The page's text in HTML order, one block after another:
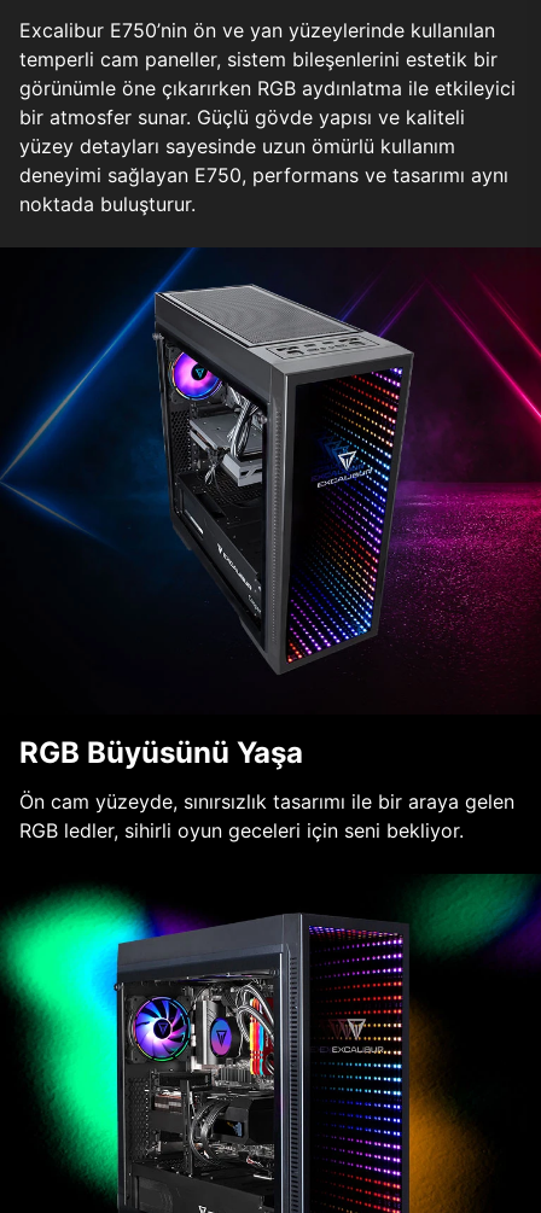
Excalibur E750’nin ön ve yan yüzeylerinde kullanılan
temperli cam paneller, sistem bileşenlerini estetik bir
görünümle öne çıkarırken RGB aydınlatma ile etkileyici
bir atmosfer sunar. Güçlü gövde yapısı ve kaliteli
yüzey detayları sayesinde uzun ömürlü kullanım
deneyimi sağlayan E750, performans ve tasarımı aynı
noktada buluşturur.
RGB Büyüsünü Yaşa
Ön cam yüzeyde, sınırsızlık tasarımı ile bir araya gelen
RGB ledler, sihirli oyun geceleri için seni bekliyor.